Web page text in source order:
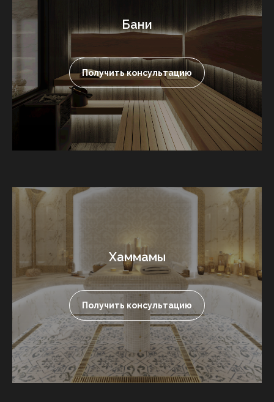
Бани
Получить консультацию
Хаммамы
Получить консультацию